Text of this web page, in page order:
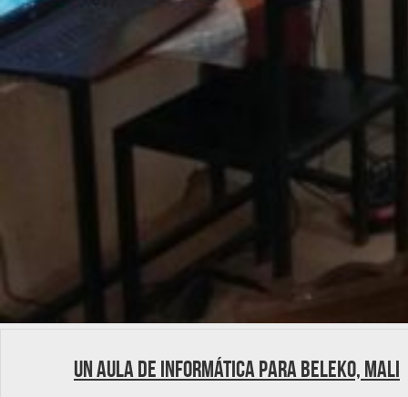
Un aula de informática para Beleko, Mali